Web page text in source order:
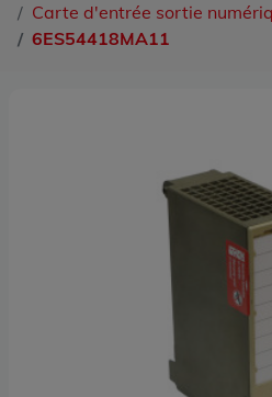
Carte d'entrée sortie
6ES54418MA11